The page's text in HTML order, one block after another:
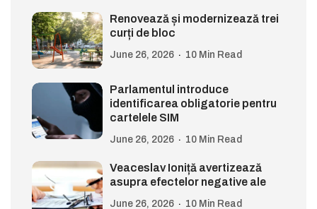
Renovează și modernizează trei
curți de bloc
June 26, 2026 10 Min Read
Parlamentul introduce
identificarea obligatorie pentru
cartelele SIM
June 26, 2026 10 Min Read
Veaceslav Ioniță avertizează
asupra efectelor negative ale
June 26, 2026 10 Min Read